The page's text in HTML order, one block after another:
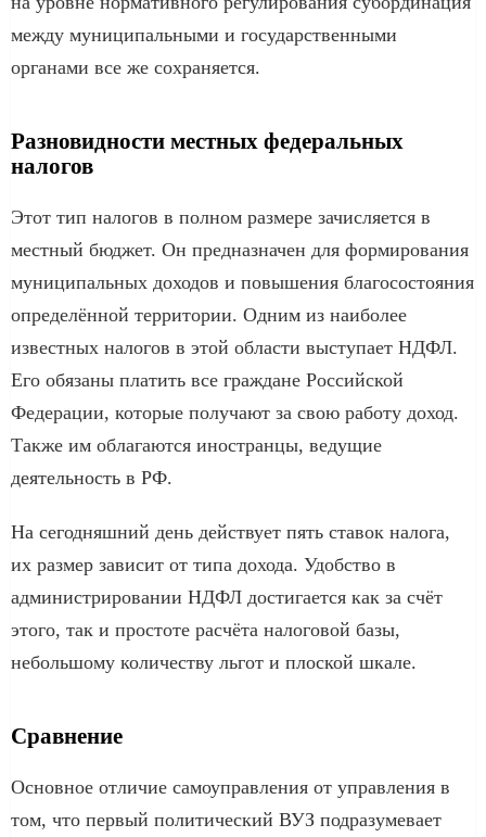
между муниципальными и государственными
органами все же сохраняется.
Разновидности местных федеральных
налогов
Этот тип налогов в полном размере зачисляется в
местный бюджет. Он предназначен для формирования
муниципальных доходов и повышения благосостояния
определённой территории. Одним из наиболее
известных налогов в этой области выступает НДФЛ.
Его обязаны платить все граждане Российской
Федерации, которые получают за свою работу доход.
Также им облагаются иностранцы, ведущие
деятельность в РФ.
На сегодняшний день действует пять ставок налога,
их размер зависит от типа дохода. Удобство в
администрировании НДФЛ достигается как за счёт
этого, так и простоте расчёта налоговой базы,
небольшому количеству льгот и плоской шкале.
Сравнение
Основное отличие самоуправления от управления в
том, что первый политический ВУЗ подразумевает